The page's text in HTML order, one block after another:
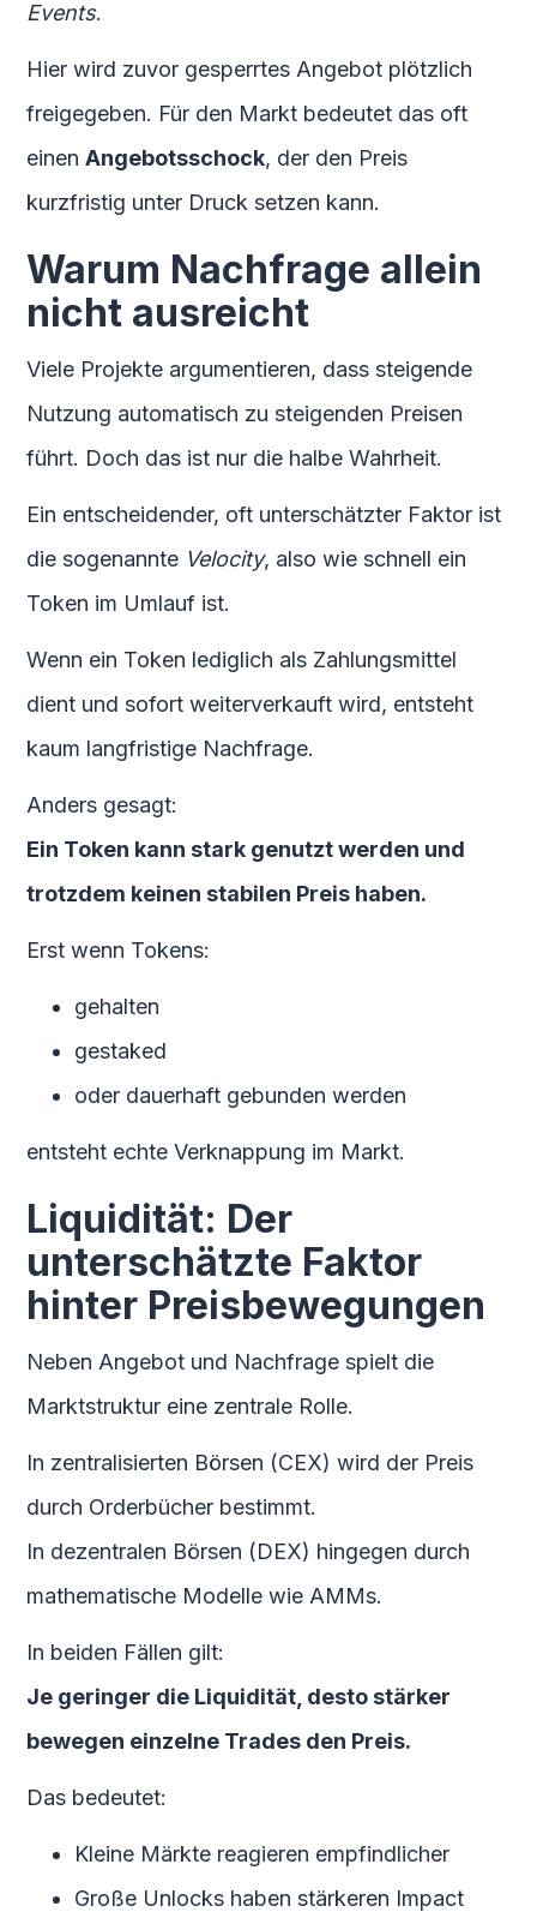
Events.
Hier wird zuvor gesperrtes Angebot plötzlich
freigegeben. Für den Markt bedeutet das oft
einenAngebotsschock, der den Preis
kurzfristig unter Druck setzen kann.
Warum Nachfrage allein
nicht ausreicht
Viele Projekte argumentieren, dass steigende
Nutzung automatisch zu steigenden Preisen
führt. Doch das ist nur die halbe Wahrheit.
Ein entscheidender, oft unterschätzter Faktor ist
die sogenannte Velocity, also wie schnell ein
Token im Umlauf ist.
Wenn ein Token lediglich als Zahlungsmittel
dient und sofort weiterverkauft wird, entsteht
kaum langfristige Nachfrage.
Anders gesagt:
Ein Token kann stark genutzt werden und
trotzdem keinen stabilen Preis haben.
Erst wenn Tokens:
gehalten
gestaked
oder dauerhaft gebunden werden
entsteht echte Verknappung im Markt.
Liquidität: Der
unterschätzte Faktor
hinter Preisbewegungen
Neben Angebot und Nachfrage spielt die
Marktstruktur eine zentrale Rolle.
In zentralisierten Börsen (CEX) wird der Preis
durch Orderbücher bestimmt.
In dezentralen Börsen (DEX) hingegen durch
mathematische Modelle wie AMMs.
In beiden Fällen gilt:
Je geringer die Liquidität, desto stärker
bewegen einzelne Trades den Preis.
Das bedeutet:
Kleine Märkte reagieren empfindlicher
Große Unlocks haben stärkeren Impact